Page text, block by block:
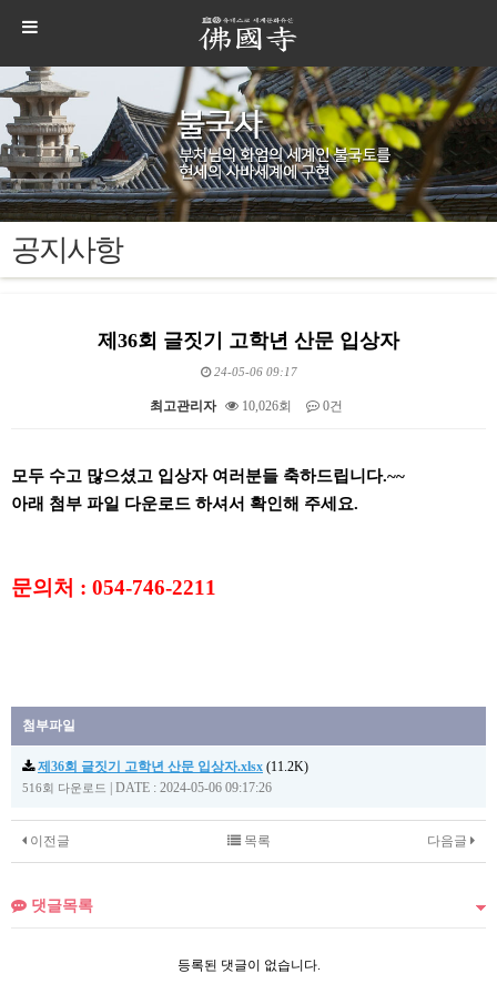
공지사항
제36회 글짓기 고학년 산문 입상자
24-05-06 09:17
최고관리자 10,026회 0건
모두 수고 많으셨고 입상자 여러분들 축하드립니다.~~
아래 첨부 파일 다운로드 하셔서 확인해 주세요.
문의처 : 054-746-2211
첨부파일
제36회 글짓기 고학년 산문 입상자.xlsx (11.2K)
516회 다운로드 DATE : 2024-05-06 09:17:26
이전글 다음글
목록
댓글목록
등록된 댓글이 없습니다.